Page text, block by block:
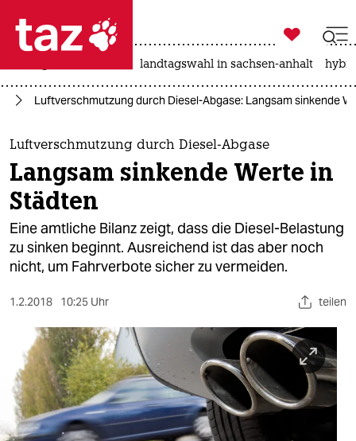
 taz zahl ich
taz zahl ich
themen
politik
öko
gesellschaft
sport
berlin
nord
wahrheit

taz zahl ich
landtagswahl in sachsen-anhalt
Luftverschmutzung durch Diesel-Abgase: Langsam sinkende
Luftverschmutzung durch Diesel-Abgase
Langsam sinkende Werte in
Städten
Eine amtliche Bilanz zeigt, dass die Diesel-Belastung
zu sinken beginnt. Ausreichend ist das aber noch
nicht, um Fahrverbote sicher zu vermeiden.
1.2.2018 10:25 Uhr teilen